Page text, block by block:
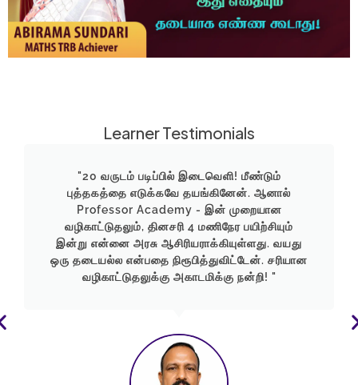
Learner Testimonials
"20 வருடம் படிப்பில் இடைவெளி! மீண்டும்
புத்தகத்தை எடுக்கவே தயங்கினேன். ஆனால்
Professor Academy - இன் முறையான
வழிகாட்டுதலும், தினசரி 4 மணிநேர பயிற்சியும்
இன்று என்னை அரசு ஆசிரியராக்கியுள்ளது. வயது
ஒரு தடையல்ல என்பதை நிரூபித்துவிட்டேன். சரியான
வழிகாட்டுதலுக்கு அகாடமிக்கு நன்றி! "